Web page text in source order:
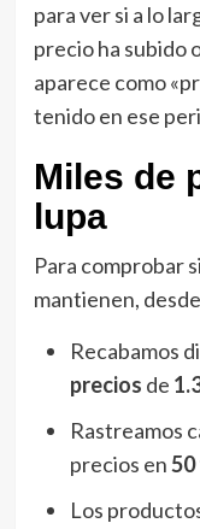
para ver si a lo
precio ha subido
aparece como
tenido en ese
Miles de
lupa
Para comprobar
mantienen,
Recabamos
precios de
Rastreamos
precios en50
Los